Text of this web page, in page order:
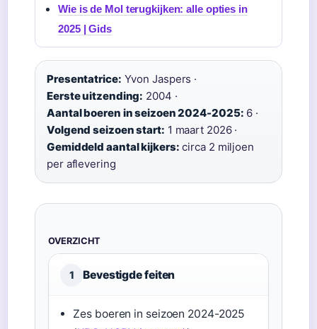
Wie is de Mol terugkijken: alle opties in
2025 | Gids
Presentatrice: Yvon Jaspers ·
Eerste uitzending: 2004 ·
Aantal boeren in seizoen 2024-2025: 6 ·
Volgend seizoen start: 1 maart 2026 ·
Gemiddeld aantal kijkers: circa 2 miljoen
per aflevering
OVERZICHT
1 Bevestigde feiten
Zes boeren in seizoen 2024-2025